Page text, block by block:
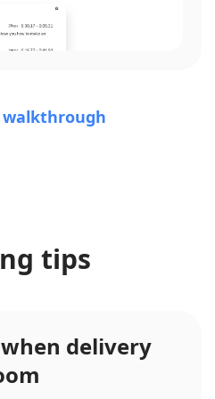
tips
delivery